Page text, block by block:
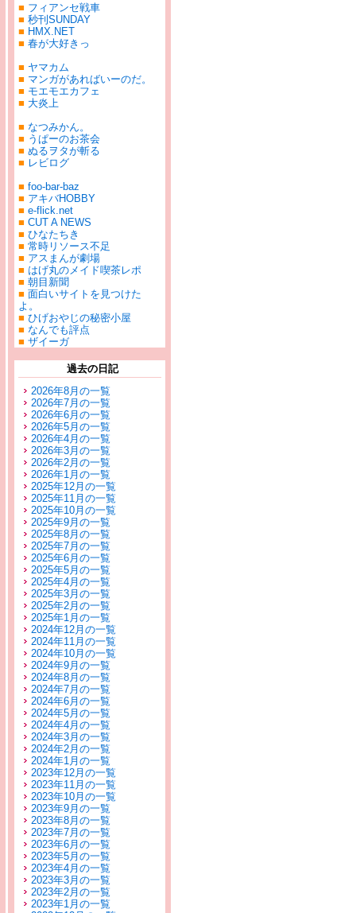
■ フィアンセ戦車
■ 秒刊SUNDAY
■ HMX.NET
■ 春が大好きっ
■ ヤマカム
■ マンガがあればいーのだ。
■ モエモエカフェ
■ 大炎上
■ なつみかん。
■ うぱーのお茶会
■ ぬるヲタが斬る
■ レビログ
■ foo-bar-baz
■ アキバHOBBY
■ e-flick.net
■ CUT A NEWS
■ ひなたちき
■ 常時リソース不足
■ アスまんが劇場
■ はげ丸のメイド喫茶レポ
■ 朝目新聞
■ 面白いサイトを見つけた
よ。
■ ひげおやじの秘密小屋
■ なんでも評点
■ ザイーガ
過去の日記
2026年8月の一覧
2026年7月の一覧
2026年6月の一覧
2026年5月の一覧
2026年4月の一覧
2026年3月の一覧
2026年2月の一覧
2026年1月の一覧
2025年12月の一覧
2025年11月の一覧
2025年10月の一覧
2025年9月の一覧
2025年8月の一覧
2025年7月の一覧
2025年6月の一覧
2025年5月の一覧
2025年4月の一覧
2025年3月の一覧
2025年2月の一覧
2025年1月の一覧
2024年12月の一覧
2024年11月の一覧
2024年10月の一覧
2024年9月の一覧
2024年8月の一覧
2024年7月の一覧
2024年6月の一覧
2024年5月の一覧
2024年4月の一覧
2024年3月の一覧
2024年2月の一覧
2024年1月の一覧
2023年12月の一覧
2023年11月の一覧
2023年10月の一覧
2023年9月の一覧
2023年8月の一覧
2023年7月の一覧
2023年6月の一覧
2023年5月の一覧
2023年4月の一覧
2023年3月の一覧
2023年2月の一覧
2023年1月の一覧